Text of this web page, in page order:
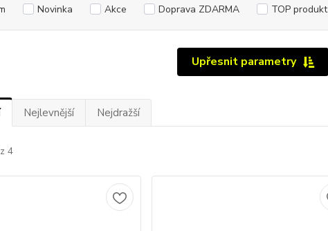
Upřesnit parametry
Novinka Akce Doprava ZDARMA TOP produkt
Nejlevnější Nejdražší
4